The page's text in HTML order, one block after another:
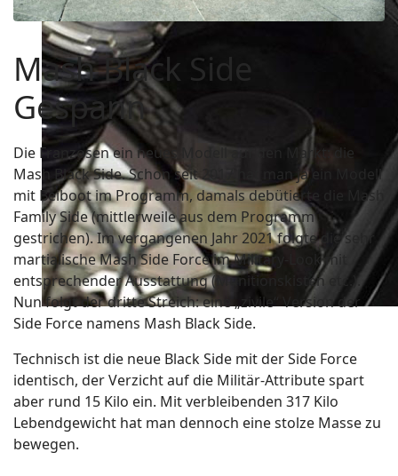
Mash Black Side
Gespann
Die Franzosen ein neues Modell auf den Markt: die
Mash Black Side. Schon seit 2017 hat man ja ein Modell
mit Beiboot im Programm, damals debütierte die Mash
Family Side (mittlerweile aus dem Programm
gestrichen). Im vergangenen Jahr 2021 folgte die sehr
martialische Mash Side Force im Military-Look mit
entsprechender Ausstattung (Munitionskisten etc.).
Nun folgt der dritte Streich: eine „zivile“ Version der
Side Force namens Mash Black Side.
Technisch ist die neue Black Side mit der Side Force
identisch, der Verzicht auf die Militär-Attribute spart
aber rund 15 Kilo ein. Mit verbleibenden 317 Kilo
Lebendgewicht hat man dennoch eine stolze Masse zu
bewegen.